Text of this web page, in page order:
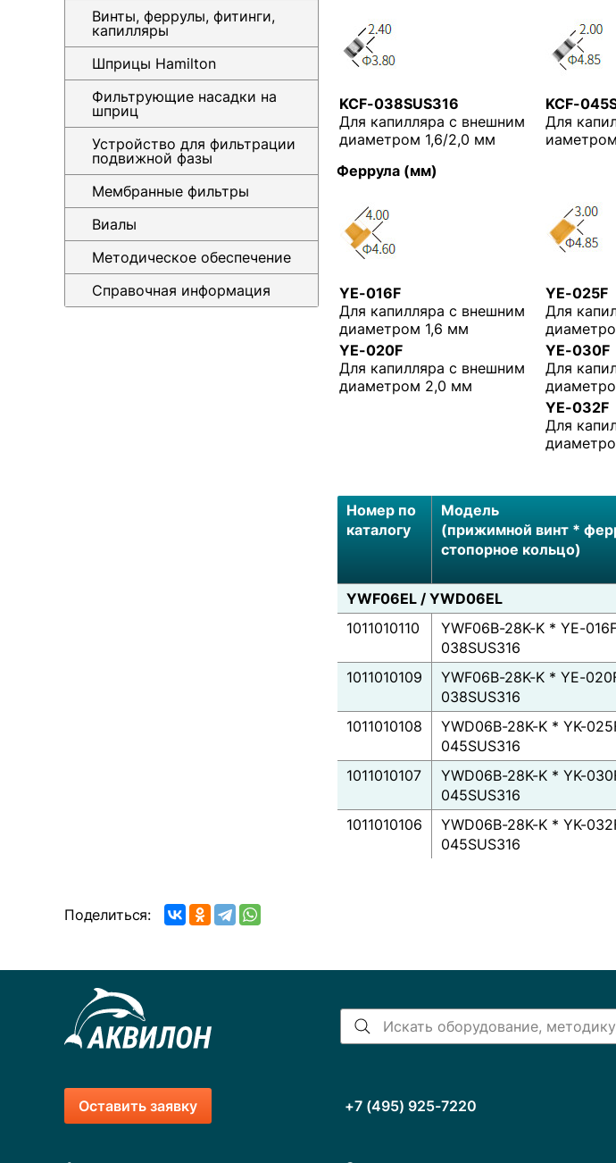
KCF-038SUS316
Для капилляра с внешним
диаметром 1,6/2,0 мм
KCF-
Для
Феррула (мм)
YE-016F
Для капилляра с внешним
диаметром 1,6 мм
YE-025F
Для
YE-020F
Для капилляра с внешним
диаметром 2,0 мм
YE-030F
Для
YE-032F
Для
Номер по
каталогу
Модель
(прижимной винт *
стопорное кольцо)
YWF06EL / YWD06EL
1011010110
YWF06B-28K-K * YE-
038SUS316
1011010109
YWF06B-28K-K * YE-
038SUS316
1011010108
YWD06B-28K-K * YK-
045SUS316
1011010107
YWD06B-28K-K * YK-
045SUS316
1011010106
YWD06B-28K-K * YK-
045SUS316
Винты, феррулы, фитинги,
капилляры
Шприцы Hamilton
Фильтрующие насадки на
шприц
Устройство для фильтрации
подвижной фазы
Мембранные фильтры
Виалы
Методическое обеспечение
Справочная информация
Поделиться:
Оставить заявку +7 (495) 925-7220